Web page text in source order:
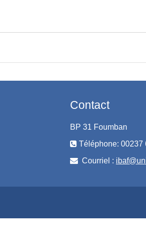
Contact
BP 31 Foumban
Téléphone: 00237
Courriel :